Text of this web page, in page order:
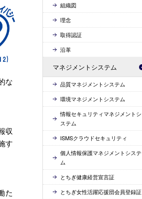
な
収
す
た
組織図
理念
取得認証
沿革
マネジメントシステム
品質マネジメントシステム
環境マネジメントシステム
情報セキュリティマネジメントシ
ステム
ISMSクラウドセキュリティ
個人情報保護マネジメントシステ
ム
とちぎ健康経営宣言証
とちぎ女性活躍応援団会員登録証